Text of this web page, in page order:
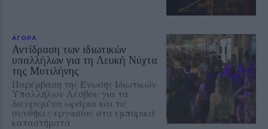
ΑΓΟΡΑ
Αντίδραση των ιδιωτικών
υπαλλήλων για τη Λευκή Νύχτα
της Μυτιλήνης
Παρέμβαση της Ένωσης Ιδιωτικών
Υπαλλήλων Λέσβου για τα
διευρυμένα ωράρια και τις
συνθήκες εργασίας στα εμπορικά
καταστήματα